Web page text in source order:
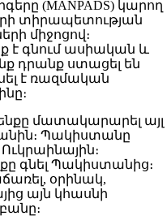
(MANPADS) կարող
տիրապետության
միջոցով։
է գնում ասիական և
դրանք ստացել են
է ռազմական
մատակարարել այլ
Պակիստանը
գնել Պակիստանից։
օրինակ,
այն կհասնի